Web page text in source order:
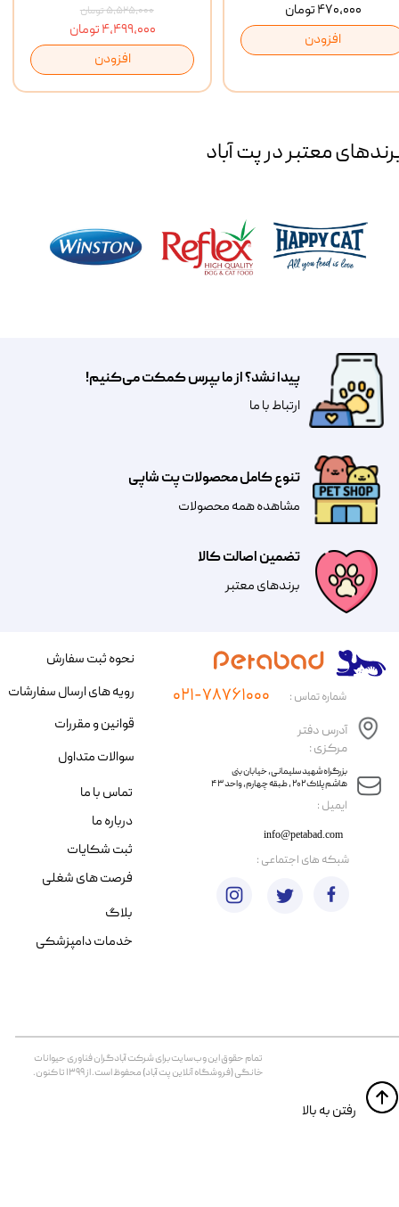
۵,۵۲۵,۰۰۰ تومان
۴,۴۹۹,۰۰۰ تومان
افزودن
۴۷۰,۰۰۰ تومان
افزودن
معتبر در پت آباد
تضمین اصالت کالا
​​برندهای معتبر​​​​​​​
تنوع کامل محصولات پت شاپی
مشاهده همه محصولات
پیدا نشد؟ از ما بپرس کمکت می‌کنیم!
​​​ارتباط با ما
​ایمیل :
آدرس دفتر
مرکزی :
info@petabad.com
​​بزرگراه شهید سلیمانی، خیابان بنی
هاشم پلاک ۲۰۲ ، طبقه چهارم، واحد ۴۳
شماره تماس : ۰۲۱-۷۸۷۶۱۰۰۰
تمام حقوق اين وب‌سايت برای شرکت آبادگران فناوری حیوانات
خانگی (فروشگاه آنلاین پت آباد) محفوظ است. از ۱۳۹۹ تا کنون.
​​رفتن به بالا
نحوه ثبت سفارش
رویه های ارسال سفارشات
قوانین و مقررات
سوالات متداول
تماس با ما
درباره ما
ثبت شکایات
فرصت های شغلی
​شبکه های اجتماعی :
بلاگ
خدمات دامپزشکی